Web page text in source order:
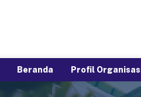
Beranda Profil